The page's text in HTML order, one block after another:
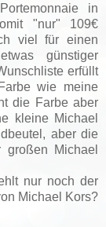
in
"nur" 109€
viel für einen
günstiger
erfüllt
wie meine
die Farbe aber
kleine Michael
aber die
großen Michael
nur noch der
Michael Kors?